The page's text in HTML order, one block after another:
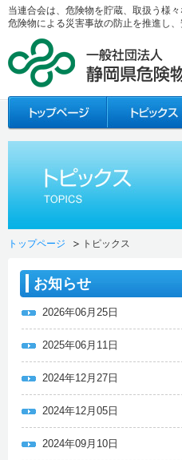
当連合会は、危険物を貯蔵、取扱う様
危険物による災害事故の防止を推進し
トップページ トピックス
お知らせ
2026年06月25日
2025年06月11日
2024年12月27日
2024年12月05日
2024年09月10日